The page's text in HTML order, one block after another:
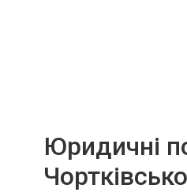
Юридичні